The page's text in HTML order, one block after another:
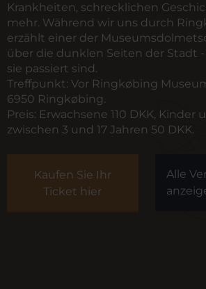
Krankheiten, schrecklichen
mehr. Während wir uns durch
erzählt einer der
über die dunklen Seiten der Stadt
sie passiert sind.
Treffpunkt: Vor Ringkøbing
6950 Ringkøbing.
Preis: Erwachsene 110 DKK, Kinder
zwischen 3 und 17 Jahren 50 DKK.
Kaufen Sie Ihr
Ticket hier
Alle